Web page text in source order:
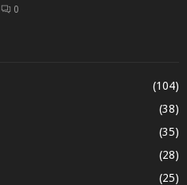
0
(104)
(38)
(35)
(28)
(25)